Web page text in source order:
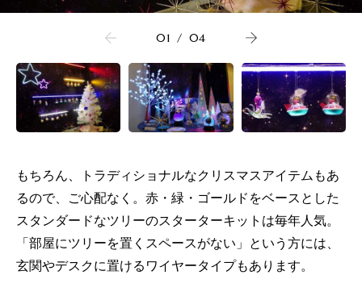
01 / 04
もちろん、トラディショナルなクリスマスアイテムもあ
るので、ご心配なく。赤・緑・ゴールドをベースとした
スタンダードなツリーのスターターキットは毎年人気。
「部屋にツリーを置くスペースがない」という方には、
玄関やデスクに置けるワイヤータイプもあります。